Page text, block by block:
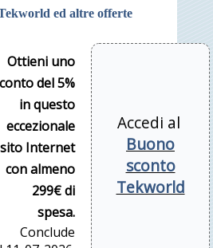
ed altre offerte
Ottieni uno
del 5%
in questo
eccezionale
sito Internet
con almeno
299€ di
spesa.
Conclude
Accedi al
Buono
sconto
Tekworld